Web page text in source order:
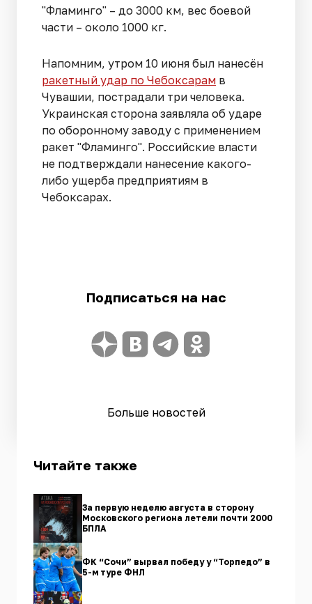
"Фламинго" – до 3000 км, вес боевой
части – около 1000 кг.
Напомним, утром 10 июня был нанесён
ракетный удар по Чебоксарам в
Чувашии, пострадали три человека.
Украинская сторона заявляла об ударе
по оборонному заводу с применением
ракет "Фламинго". Российские власти
не подтверждали нанесение какого-
либо ущерба предприятиям в
Чебоксарах.
Подписаться на нас
Больше новостей
Читайте также
За первую неделю августа в сторону
Московского региона летели почти 2000
БПЛА
ФК “Сочи” вырвал победу у “Торпедо” в
5-м туре ФНЛ